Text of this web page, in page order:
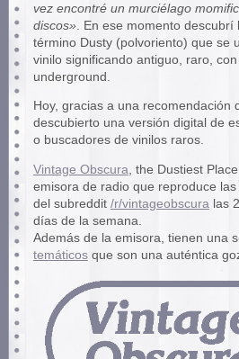
vez encontré un murciélago
discos» . En ese momento
término Dusty (polvoriento) que se
vinilo significando antiguo, raro,
underground.
Hoy, gracias a una recomendación
descubierto una versión digital de
o buscadores de vinilos raros.
Vintage Obscura , the Dustiest
emisora de radio que reproduce
del subreddit /r/vintageobscura las
días de la semana.
Además de la emisora, tienen una
temáticosque son una auténtica